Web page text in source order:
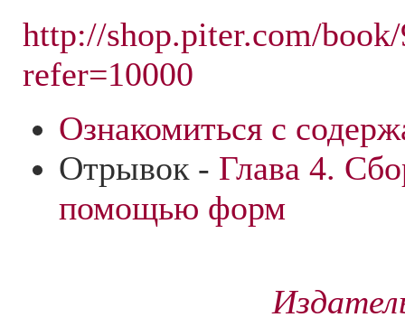
http://shop.piter.com/
refer=10000
Ознакомиться с
Отрывок - Глава 4.
помощью форм